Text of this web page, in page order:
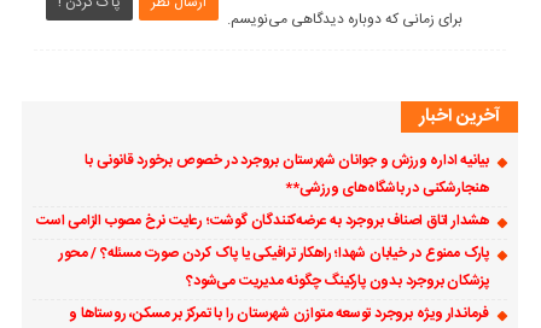
برای زمانی که دوباره دیدگاهی می‌نویسم.
آخرین اخبار
بیانیه اداره ورزش و جوانان شهرستان بروجرد در خصوص برخورد قانونی با
هنجارشکنی در باشگاه‌های ورزشی**
هشدار اتاق اصناف بروجرد به عرضه‌کنندگان گوشت؛ رعایت نرخ مصوب الزامی است
پارک ممنوع در خیابان شهدا؛ راهکار ترافیکی یا پاک کردن صورت مسئله؟ / محور
پزشکان بروجرد بدون پارکینگ چگونه مدیریت می‌شود؟
فرماندار ویژه بروجرد توسعه متوازن شهرستان را با تمرکز بر مسکن، روستاها و